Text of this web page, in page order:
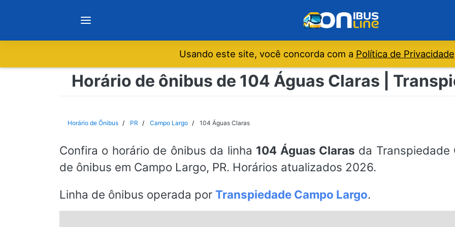
Notícias
São Paulo
Rio de Janeiro
Usando este site, você concorda com a Política de Privacidade
Horário de ônibus de 104 Águas Claras |
Horário de Ônibus PR Campo Largo 104 Águas Claras
Confira o horário de ônibus da linha 104 Águas Claras da Transpiedade
de ônibus em Campo Largo, PR. Horários atualizados 2026.
Linha de ônibus operada por Transpiedade Campo Largo.